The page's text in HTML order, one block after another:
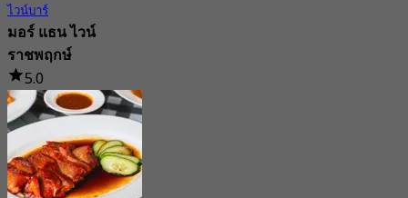
ไวน์บาร์
มอร์ แธน ไวน์
ราชพฤกษ์
5.0
174 การจอง
จาก฿ 422.5